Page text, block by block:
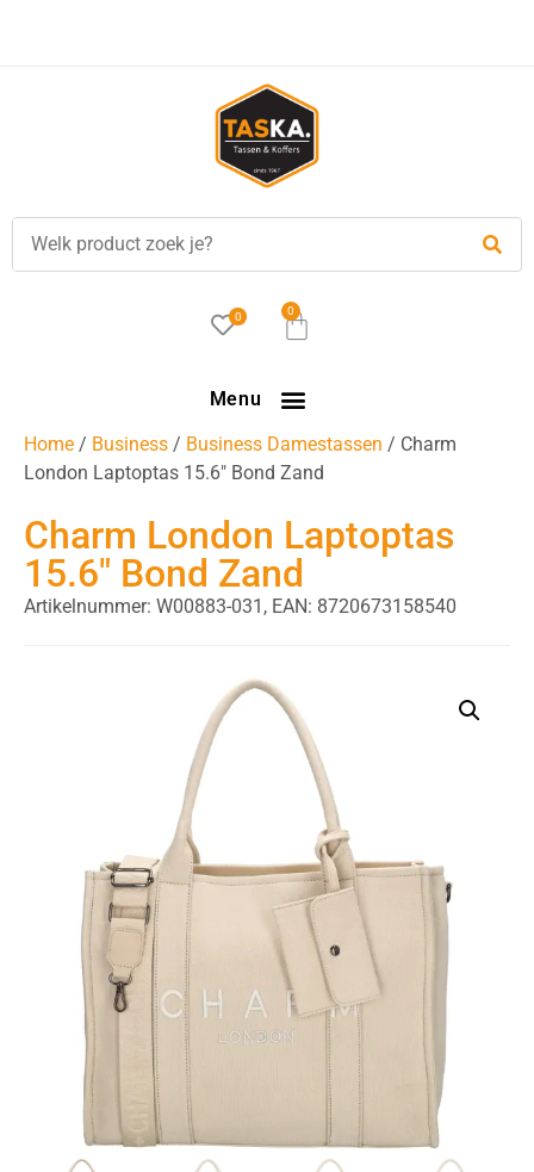
0 0
Menu
Home / Business / Business Damestassen / Charm
London Laptoptas 15.6″ Bond Zand
Charm London Laptoptas
15.6″ Bond Zand
Artikelnummer: W00883-031, EAN: 8720673158540